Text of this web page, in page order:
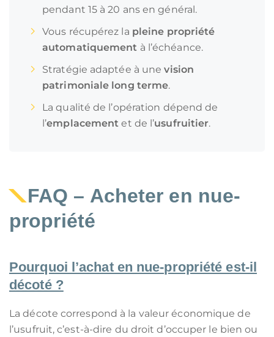
pendant 15 à 20 ans en général.
Vous récupérez la pleine propriété
automatiquement à l’échéance.
Stratégie adaptée à unevision
patrimoniale long terme.
La qualité de l’opération dépend de
l’emplacement et de l’usufruitier.
FAQ – Acheter en nue-
propriété
Pourquoi l’achat en nue-propriété est-il
décoté ?
La décote correspond à la valeur économique de
l’usufruit, c’est-à-dire du droit d’occuper le bien ou